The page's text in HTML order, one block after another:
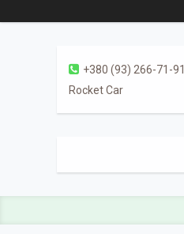
+380 (93) 266-71-91
Rocket Car